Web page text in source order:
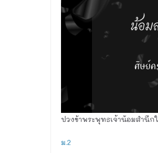
ปวงข้าพระพุทธเจ้าน้อมสำนึ
ม.2